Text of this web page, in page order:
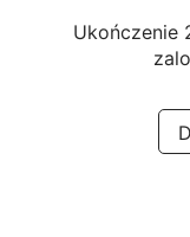
Ukończenie